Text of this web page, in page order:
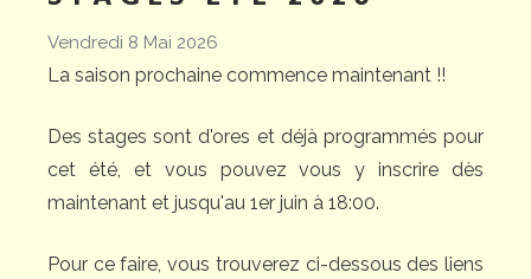
Vendredi 8 Mai 2026
La saison prochaine commence maintenant !!
Des stages sont d'ores et déjà programmés pour
cet été, et vous pouvez vous y inscrire dès
maintenant et jusqu'au 1er juin à 18:00.
Pour ce faire, vous trouverez ci-dessous des liens